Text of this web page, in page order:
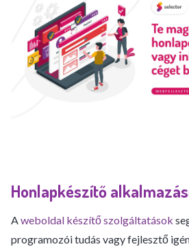
Honlapkészítő
Aweboldal készítő szolgáltatások
programozói tudás vagy fejlesztő